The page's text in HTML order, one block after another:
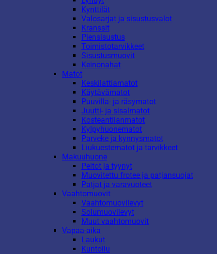
Kynttilät
Valosarjat ja sisustusvalot
Kranssit
Piensisustus
Toimistotarvikkeet
Sisustusmuovit
Keinonahat
Matot
Keskilattiamatot
Käytävämatot
Puuvilla- ja räsymatot
Juutti- ja sisalmatot
Kosteantilanmatot
Kylpyhuonematot
Parveke ja kynnysmatot
Liukuestematot ja tarvikkeet
Makuuhuone
Peitot ja tyynyt
Muovitettu frotee ja patjansuojat
Patjat ja varavuoteet
Vaahtomuovit
Vaahtomuovilevyt
Solumuovilevyt
Muut vaahtomuovit
Vapaa-aika
Laukut
Kuntoilu